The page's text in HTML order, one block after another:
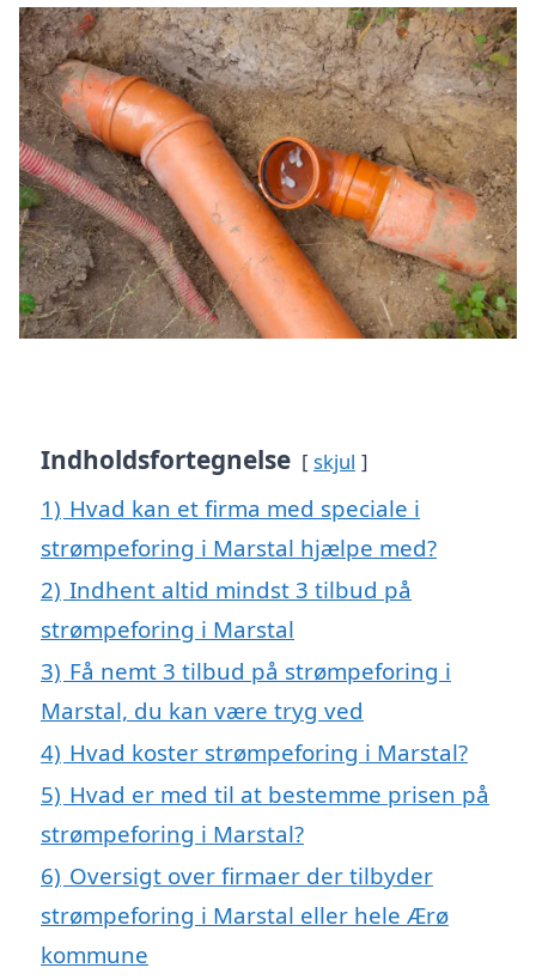
Indholdsfortegnelse skjul
1) Hvad kan et firma med speciale i
strømpeforing i Marstal hjælpe med?
2) Indhent altid mindst 3 tilbud på
strømpeforing i Marstal
3) Få nemt 3 tilbud på strømpeforing i
Marstal, du kan være tryg ved
4) Hvad koster strømpeforing i Marstal?
5) Hvad er med til at bestemme prisen på
strømpeforing i Marstal?
6) Oversigt over firmaer der tilbyder
strømpeforing i Marstal eller hele Ærø
kommune